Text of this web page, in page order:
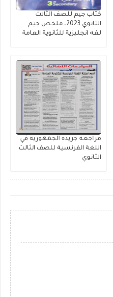
كتاب جيم للصف الثالث
الثانوي 2023، ملخص جيم
لغه انجليزية للثانوية العامة
مراجعه جريده الجمهوريه في
اللغة الفرنسية للصف الثالث
الثانوي